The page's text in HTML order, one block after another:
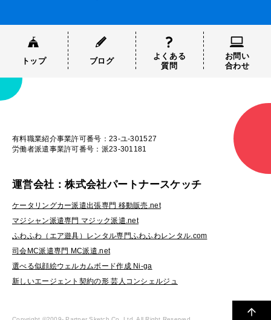
トップ ブログ
よくある
質問
お問い
合わせ
有料職業紹介事業許可番号：23-ユ-301527
労働者派遣事業許可番号：派23-301181
運営会社：株式会社パートナースケッチ
ケータリングカー派遣出張専門 移動販売.net
マジシャン派遣専門 マジック派遣.net
ふわふわ（エア遊具）レンタル専門ふわふわレンタル.com
司会MC派遣専門 MC派遣.net
選べる似顔絵ウェルカムボード作成 Ni-ga
新しいエージェント契約の形 芸人コンシェルジュ